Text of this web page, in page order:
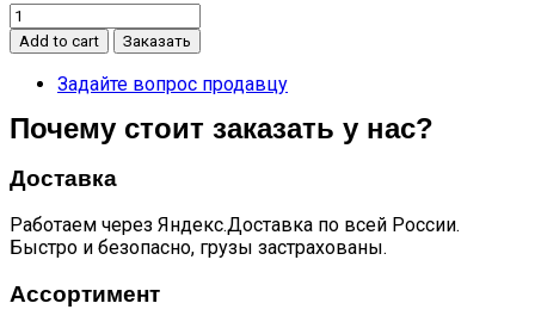
Замок
багажника
mk
cross
Add to cart Заказать
Задайте вопрос продавцу
Почему стоит заказать у нас?
Доставка
Работаем через Яндекс.Доставка по всей России.
Быстро и безопасно, грузы застрахованы.
Ассортимент